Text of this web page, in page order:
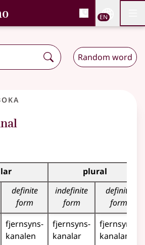
, Bokmålsordboka and
EN
Random word
this noun
plural
definite
form
indefinite
form
definite
form
fjernsyns­
kanalen
fjernsyns­
kanalar
fjernsyns­
kanalane